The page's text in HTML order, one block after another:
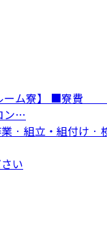
ワンルーム
ン…
· 組立・組付け ·
い